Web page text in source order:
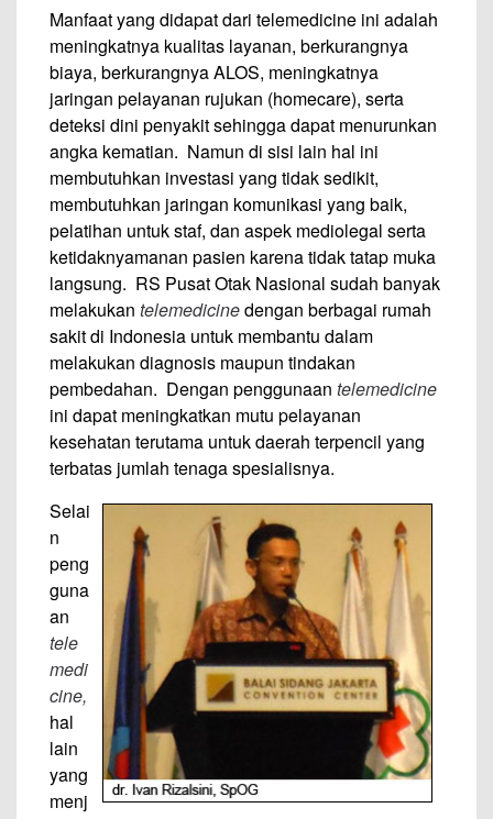
Manfaat yang didapat dari telemedicine ini adalah
meningkatnya kualitas layanan, berkurangnya
biaya, berkurangnya ALOS, meningkatnya
jaringan pelayanan rujukan (homecare), serta
deteksi dini penyakit sehingga dapat menurunkan
angka kematian. Namun di sisi lain hal ini
membutuhkan investasi yang tidak sedikit,
membutuhkan jaringan komunikasi yang baik,
pelatihan untuk staf, dan aspek mediolegal serta
ketidaknyamanan pasien karena tidak tatap muka
langsung. RS Pusat Otak Nasional sudah banyak
melakukan telemedicinedengan berbagai rumah
sakit di Indonesia untuk membantu dalam
melakukan diagnosis maupun tindakan
pembedahan. Dengan penggunaan telemedicine
ini dapat meningkatkan mutu pelayanan
kesehatan terutama untuk daerah terpencil yang
terbatas jumlah tenaga spesialisnya.
Selai
n
peng
guna
an
tele
medi
cine,
hal
lain
yang
menj